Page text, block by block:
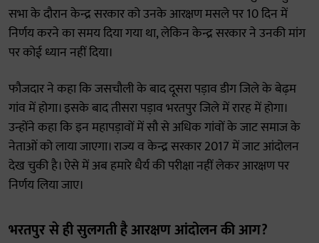
सभा के दौरान केन्द्र सरकार को उनके आरक्षण मसले पर 10 दिन में
निर्णय करने का समय दिया गया था, लेकिन केन्द्र सरकार ने उनकी मांग
पर कोई ध्यान नहीं दिया।
फौजदार ने कहा कि जसचौली के बाद दूसरा पड़ाव डीग जिले के बेढ़म
गांव में होगा। इसके बाद तीसरा पड़ाव भरतपुर जिले में रारह में होगा।
उन्होंने कहा कि इन महापड़ावों में सौ से अधिक गांवों के जाट समाज के
नेताओं को लाया जाएगा। राज्य व केन्द्र सरकार 2017 में जाट आंदोलन
देख चुकी है। ऐसे में अब हमारे धैर्य की परीक्षा नहीं लेकर आरक्षण पर
निर्णय लिया जाए।
भरतपुर से ही सुलगती है आरक्षण आंदोलन की आग?